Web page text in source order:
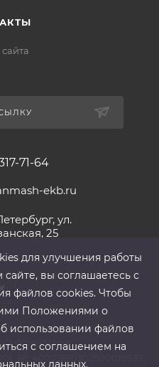
71-64
ekb.ru
ул.
25
«КранМаш»
,Р/с 40702810302500019939,
для улучшения работы
вы соглашаетесь с
файлов cооkies. Чтобы
Положениями о
использовании файлов
с соглашением на
данных.